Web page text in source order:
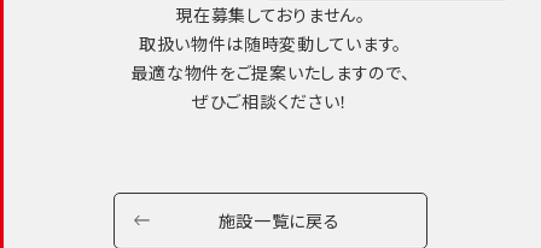
現在募集しておりません。
取扱い物件は随時変動しています。
最適な物件をご提案いたしますので、
ぜひご相談ください！
施設一覧に戻る